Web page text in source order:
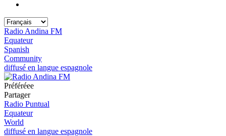
Radio Andina FM
Equateur
Spanish
Community
diffusé en langue espagnole
Préféréeе
Partager
Radio Puntual
Equateur
World
diffusé en langue espagnole